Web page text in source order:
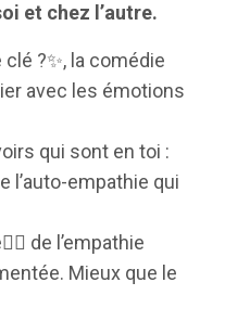
et chez l’autre.
clé ?✨, la comédie
avec les émotions
qui sont en toi :
l’auto-empathie qui
de l’empathie
Mieux que le